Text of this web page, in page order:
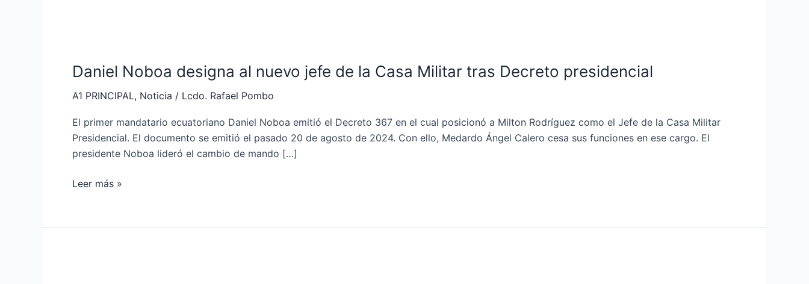
Daniel Noboa designa al nuevo jefe de la Casa Militar tras Decreto presidencial
A1 PRINCIPAL, Noticia / Lcdo. Rafael Pombo
El primer mandatario ecuatoriano Daniel Noboa emitió el Decreto 367 en el cual posicionó a Milton Rodríguez como el Jefe de la Casa Militar
Presidencial. El documento se emitió el pasado 20 de agosto de 2024. Con ello, Medardo Ángel Calero cesa sus funciones en ese cargo. El
presidente Noboa lideró el cambio de mando […]
designa
nuevo
jefe
de
Casa
Militar
presidencial
Leer más »